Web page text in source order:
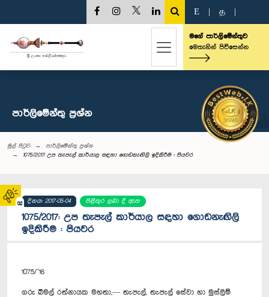
02
E த
මගේ පාර්ලිමේන්තුව
මෙතැනින් පිවිසෙන්න
පාර්ලි‌මේන්තු‌ ප්‍රශ්න
මුල් පිටුව
පාර්ලි‌මේන්තු‌ ප්‍රශ්න
1075/2017: උප තැපැල් කාර්යාල සඳහා ගොඩනැඟිලි ඉදිකිරීම : පියවර
දිනය: 2017-05-04 පිළිතුර ලබා දී ඇත
1075/2017: උප තැපැල් කාර්යාල සඳහා ගොඩනැඟිලි
ඉදිකිරීම : පියවර
1075/’16
ගරු බිමල් රත්නායක මහතා,— තැපැල්, තැපැල් සේවා හා මුස්ලිම්